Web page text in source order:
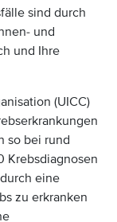
sind durch
und
und Ihre
(UICC)
so bei rund
Krebsdiagnosen
eine
zu erkranken